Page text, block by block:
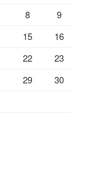
8
9
15
16
22
23
29
30